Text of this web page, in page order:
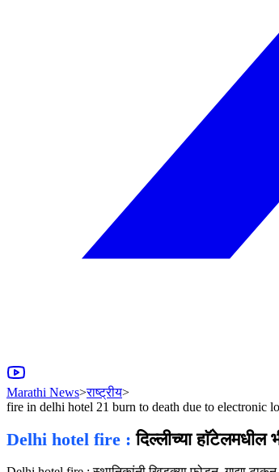
Marathi News>राष्ट्रीय>
fire in delhi hotel 21 burn to death due to electronic
Delhi hotel fire : दिल्लीच्या